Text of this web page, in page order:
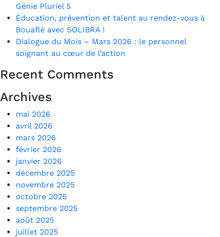
Génie Pluriel 5
Éducation, prévention et talent au rendez-vous à
Bouaflé avec SOLIBRA !
Dialogue du Mois – Mars 2026 : le personnel
soignant au cœur de l’action
Recent Comments
Archives
mai 2026
avril 2026
mars 2026
février 2026
janvier 2026
décembre 2025
novembre 2025
octobre 2025
septembre 2025
août 2025
juillet 2025